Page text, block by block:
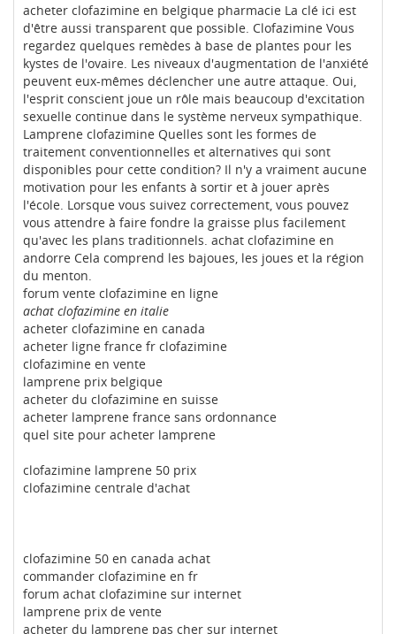
acheter clofazimine en belgique pharmacie La clé ici est
d'être aussi transparent que possible. Clofazimine Vous
regardez quelques remèdes à base de plantes pour les
kystes de l'ovaire. Les niveaux d'augmentation de l'anxiété
peuvent eux-mêmes déclencher une autre attaque. Oui,
l'esprit conscient joue un rôle mais beaucoup d'excitation
sexuelle continue dans le système nerveux sympathique.
Lamprene clofazimine Quelles sont les formes de
traitement conventionnelles et alternatives qui sont
disponibles pour cette condition? Il n'y a vraiment aucune
motivation pour les enfants à sortir et à jouer après
l'école. Lorsque vous suivez correctement, vous pouvez
vous attendre à faire fondre la graisse plus facilement
qu'avec les plans traditionnels. achat clofazimine en
andorre Cela comprend les bajoues, les joues et la région
du menton.
forum vente clofazimine en ligne
achat clofazimine en italie
acheter clofazimine en canada
acheter ligne france fr clofazimine
clofazimine en vente
lamprene prix belgique
acheter du clofazimine en suisse
acheter lamprene france sans ordonnance
quel site pour acheter lamprene
clofazimine lamprene 50 prix
clofazimine centrale d'achat
clofazimine 50 en canada achat
commander clofazimine en fr
forum achat clofazimine sur internet
lamprene prix de vente
acheter du lamprene pas cher sur internet